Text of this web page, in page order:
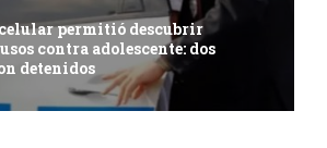
permitió descubrir
contra adolescente: dos
detenidos